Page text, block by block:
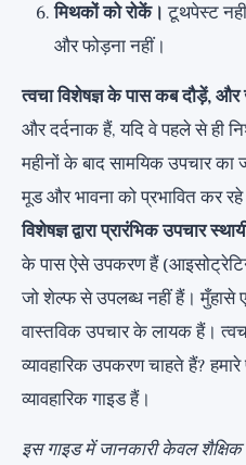
मिथकों को रोकें। टूथपेस्ट
और फोड़ना नहीं।
त्वचा विशेषज्ञ के पास कब दौड़ें, और
और दर्दनाक हैं, यदि वे पहले से ही
महीनों के बाद सामयिक उपचार का
मूड और भावना को प्रभावित कर
विशेषज्ञ द्वारा प्रारंभिक उपचार
के पास ऐसे उपकरण हैं
जो शेल्फ से उपलब्ध नहीं हैं। मुँहासे
वास्तविक उपचार के लायक हैं।
व्यावहारिक उपकरण चाहते हैं?
व्यावहारिक गाइडहैं।
इस गाइड में जानकारी केवल